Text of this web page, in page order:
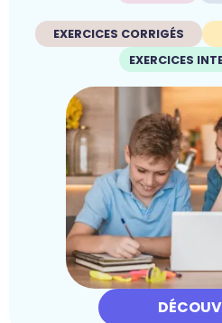
EXERCICES CORRIGÉS
EXERCICES